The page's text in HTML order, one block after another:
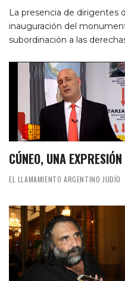
La presencia de dirigentes
inauguración del
subordinación a las
CÚNEO, UNA
EL LLAMAMIENTO ARGENTINO JUDÍO